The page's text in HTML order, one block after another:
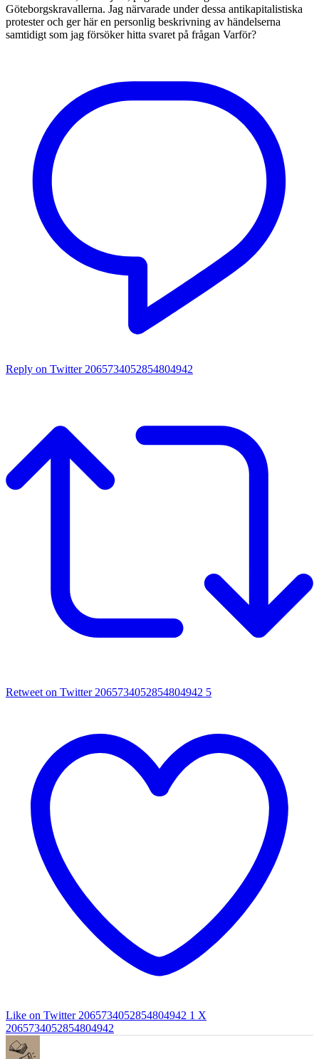
Göteborgskravallerna. Jag närvarade under dessa antikapitalistiska
protester och ger här en personlig beskrivning av händelserna
samtidigt som jag försöker hitta svaret på frågan Varför?
Reply on Twitter 2065734052854804942
Retweet on Twitter 2065734052854804942 5
Like on Twitter 2065734052854804942 1 X
2065734052854804942